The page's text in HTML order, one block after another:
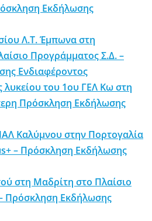
Εκδήλωσης
Λ.Τ. Έμπωνα στη
Προγράμματος Σ.Δ. –
Ενδιαφέροντος
λυκείου του 1ου ΓΕΛ Κω στη
Πρόσκληση Εκδήλωσης
Καλύμνου στην Πορτογαλία
– Πρόσκληση Εκδήλωσης
στη Μαδρίτη στο Πλαίσιο
Πρόσκληση Εκδήλωσης